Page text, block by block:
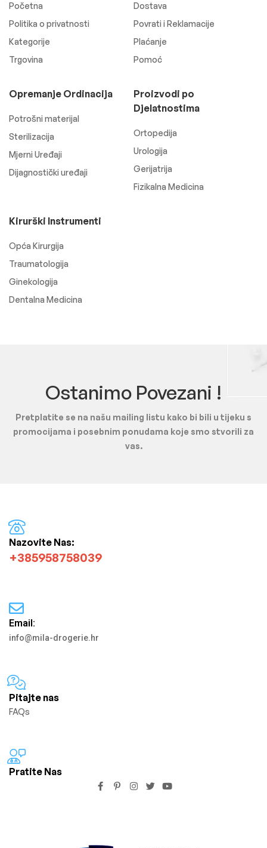
Početna
Politika o privatnosti
Kategorije
Trgovina
Dostava
Povrati i Reklamacije
Plaćanje
Pomoć
Opremanje Ordinacija
Potrošni materijal
Sterilizacija
Mjerni Uređaji
Dijagnostički uređaji
Proizvodi po
Djelatnostima
Ortopedija
Urologija
Gerijatrija
Fizikalna Medicina
Kirurški Instrumenti
Opća Kirurgija
Traumatologija
Ginekologija
Dentalna Medicina
Ostanimo Povezani !
Pretplatite se na našu mailing listu kako bi bili u tijeku s
promocijama i posebnim ponudama koje smo stvorili za
vas.
Nazovite Nas:
+385958758039
Email:
info@mila-drogerie.hr
Pitajte nas
FAQs
Pratite Nas